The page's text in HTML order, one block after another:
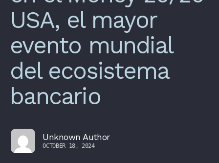
USA, el mayor
evento mundial
del ecosistema
bancario
Unknown Author
OCTOBER 18, 2024